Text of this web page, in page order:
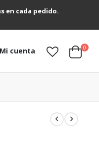
en cada pedido.
Mi cuenta Cart
0